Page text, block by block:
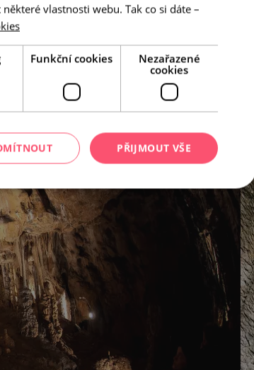
vlastnosti webu. Tak co si dáte –
Funkční cookies
Nezařazené
cookies
PŘIJMOUT VŠE